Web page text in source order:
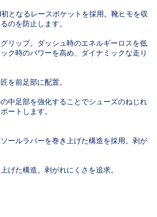
となるレースポケットを採用。靴ヒモを収
のを防止します。
リップ。ダッシュ時のエネルギーロスを低
ク時のパワーを高め、ダイナミックな走り
を前足部に配置。
中足部を強化することでシューズのねじれ
ートします。
ールラバーを巻き上げた構造を採用。剥が
げた構造。剥がれにくさを追求。